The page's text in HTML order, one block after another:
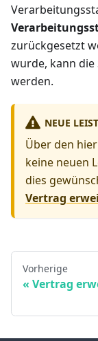
zurückgesetzt
wurde, kann
werden.
NEUE
Über den
keine neuen
dies
Vertrag
Vorherige
Vertrag